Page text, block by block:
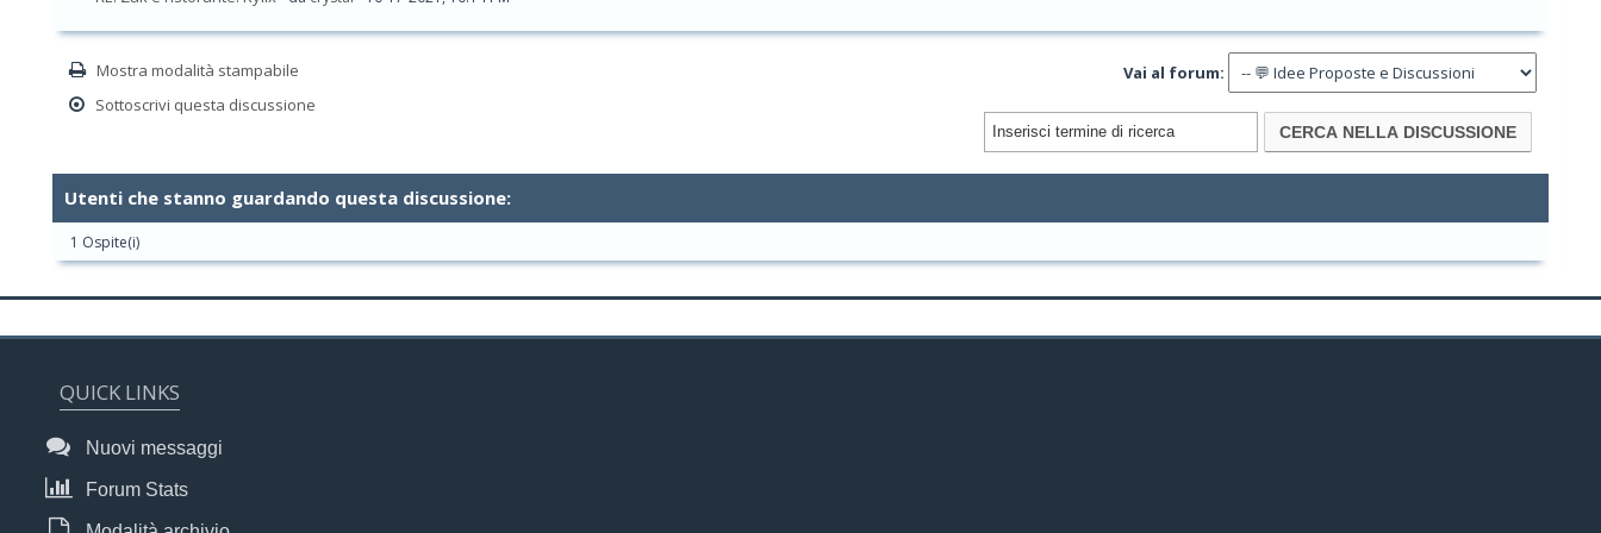
Mostra modalità stampabile
Sottoscrivi questa discussione
Vai al forum:
Utenti che stanno guardando questa discussione:
1 Ospite(i)
QUICK LINKS
Nuovi messaggi
Forum Stats